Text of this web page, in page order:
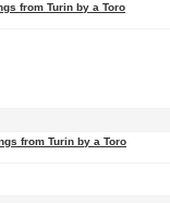
from Turin by a Toro
from Turin by a Toro